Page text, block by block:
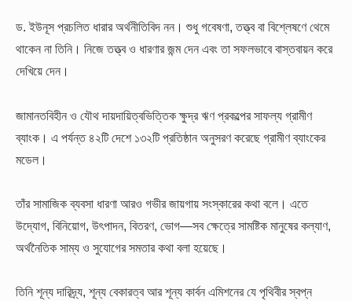
ড. ইউনূস প্রচলিত ধারার অর্থনীতিবিদ নন। শুধু গবেষণা, তত্ত্ব বা বিশ্লেষণে থেমে
থাকেন না তিনি। নিজে তত্ত্ব ও ধারণার জন্ম দেন এবং তা সফলভাবে বাস্তবায়ন করে
দেখিয়ে দেন।
জামানতবিহীন ও যৌথ দায়দায়িত্বভিত্তিক ক্ষুদ্র ঋণ প্রকল্পের সাফল্য গ্রামীণ
ব্যাংক। এ পর্যন্ত ৪২টি দেশে ১৩২টি প্রতিষ্ঠান অনুসরণ করেছে গ্রামীণ ব্যাংকের
মডেল।
তাঁর সামাজিক ব্যবসা ধারণা আরও গভীর জায়গায় সংস্কারের কথা বলে। এতে
উদ্যোগ, বিনিয়োগ, উৎপাদন, বিতরণ, ভোগ—সব ক্ষেত্রে সামষ্টিক মানুষের কল্যাণ,
অর্থনৈতিক সাম্য ও সুযোগের সমতার কথা বলা হয়েছে।
তিনি শূন্য দারিদ্র্য, শূন্য বেকারত্ব আর শূন্য কার্বন এমিশনের যে পৃথিবীর স্বপ্ন